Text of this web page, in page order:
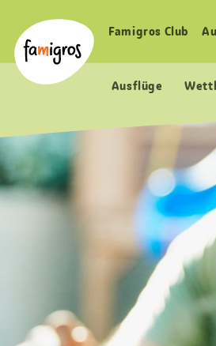
Navigation
Logo
Haupt
Famigros Club
Ausflüge